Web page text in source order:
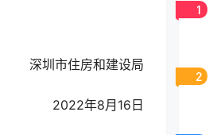
深圳市住房和建设局
2022年8月16日
1
2